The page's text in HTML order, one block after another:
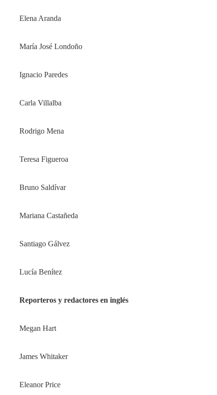
Elena Aranda
María José Londoño
Ignacio Paredes
Carla Villalba
Rodrigo Mena
Teresa Figueroa
Bruno Saldívar
Mariana Castañeda
Santiago Gálvez
Lucía Benítez
Reporteros y redactores en inglés
Megan Hart
James Whitaker
Eleanor Price